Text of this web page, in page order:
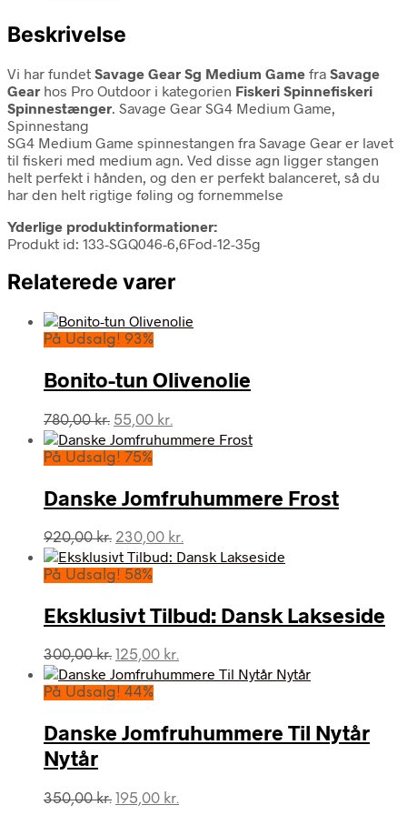
Beskrivelse
Vi har fundet Savage Gear Sg Medium Game fra Savage
Gear hos Pro Outdoor i kategorien Fiskeri Spinnefiskeri
Spinnestænger. Savage Gear SG4 Medium Game,
Spinnestang
SG4 Medium Game spinnestangen fra Savage Gear er lavet
til fiskeri med medium agn. Ved disse agn ligger stangen
helt perfekt i hånden, og den er perfekt balanceret, så du
har den helt rigtige føling og fornemmelse
Yderlige produktinformationer:
Produkt id: 133-SGQ046-6,6Fod-12-35g
Relaterede varer
På Udsalg! 93%
Bonito-tun Olivenolie
780,00kr. Den
oprindelige
pris
780,00 kr..
55,00 kr.
aktuelle
55,00 kr..
På Udsalg! 75%
Danske Jomfruhummere Frost
920,00kr. Den
oprindelige
pris
920,00 kr..
230,00 kr.
aktuelle
230,00 kr..
På Udsalg! 58%
Eksklusivt Tilbud: Dansk Lakseside
300,00kr. Den
oprindelige
pris
300,00 kr..
125,00 kr.
aktuelle
125,00 kr..
På Udsalg! 44%
Danske Jomfruhummere Til Nytår
Nytår
350,00kr. Den
195,00 kr.